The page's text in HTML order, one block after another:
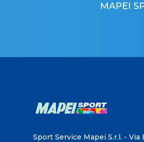
MAPEI
Sport Service Mapei S.r.l. - Via